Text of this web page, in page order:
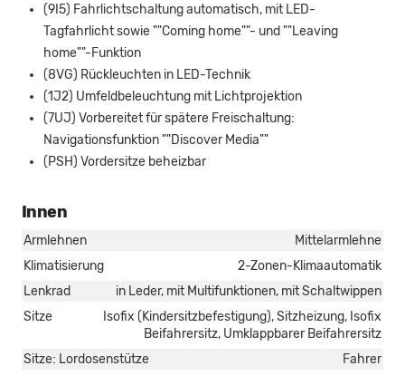
(9I5) Fahrlichtschaltung automatisch, mit LED-
Tagfahrlicht sowie ""Coming home""- und ""Leaving
home""-Funktion
(8VG) Rückleuchten in LED-Technik
(1J2) Umfeldbeleuchtung mit Lichtprojektion
(7UJ) Vorbereitet für spätere Freischaltung:
Navigationsfunktion ""Discover Media""
(PSH) Vordersitze beheizbar
Innen
Armlehnen
Mittelarmlehne
Klimatisierung
2-Zonen-Klimaautomatik
Lenkrad
in Leder, mit Multifunktionen, mit Schaltwippen
Sitze
Isofix (Kindersitzbefestigung), Sitzheizung, Isofix
Beifahrersitz, Umklappbarer Beifahrersitz
Sitze: Lordosenstütze
Fahrer